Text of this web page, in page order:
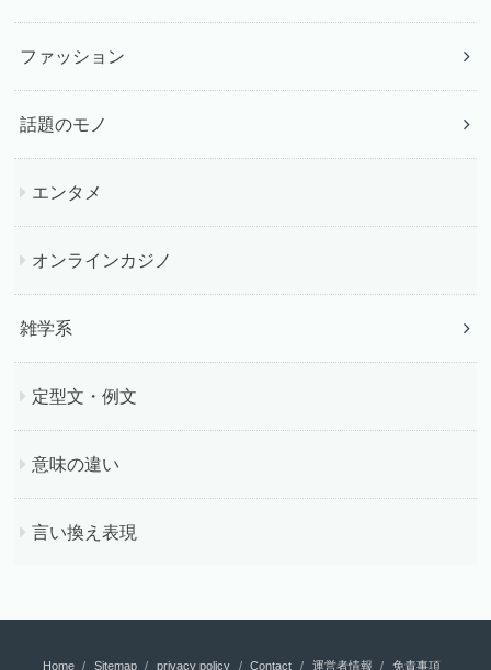
ファッション
話題のモノ
エンタメ
オンラインカジノ
雑学系
定型文・例文
意味の違い
言い換え表現
Home Sitemap privacy policy Contact 運営者情報 免責事項